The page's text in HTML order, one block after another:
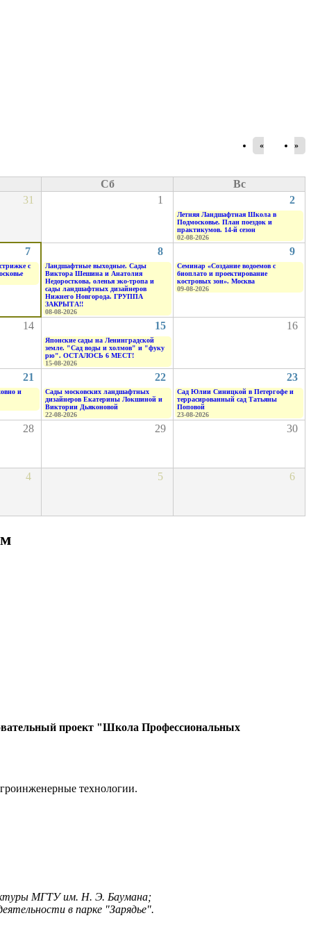
« »
Сб
Вс
31
1 2
Летняя Ландшафтная Школа в
Подмосковье. План поездок и
практикумов. 14-й сезон
02-08-2026
7 8 9
с
Ландшафтные выходные. Сады
Виктора Шешина и Анатолия
Недоросткова, оленья эко-тропа и
сады ландшафтных дизайнеров
Нижнего Новгорода. ГРУППА
ЗАКРЫТА!!
08-08-2026
Семинар «Создание водоемов с
биоплато и проектирование
костровых зон». Москва
09-08-2026
14 15 16
Японские сады на Ленинградской
земле. "Сад воды и холмов" и "фуку
рю". ОСТАЛОСЬ 6 МЕСТ!
15-08-2026
21 22 23
и
Сады московских ландшафтных
дизайнеров Екатерины Локшиной и
Виктории Дьяконовой
22-08-2026
Сад Юлии Синицкой в Петергофе и
террасированный сад Татьяны
Поповой
23-08-2026
28 29 30
4 5 6
проект "Школа Профессиональных
технологии.
МГТУ им. Н. Э. Баумана;
в парке "Зарядье".